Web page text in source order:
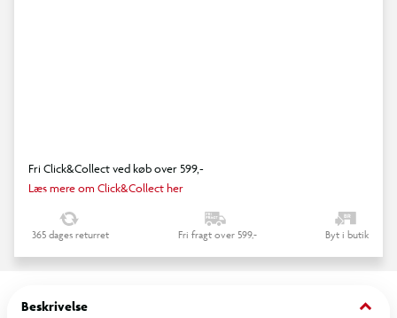
Fri Click&Collect ved køb over 599,-
Læs mere om Click&Collect her
365 dages returret Fri fragt over 599,- Byt i butik
Beskrivelse keyboard_arrow_down